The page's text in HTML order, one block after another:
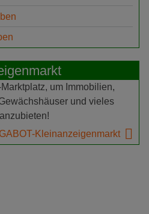
um Immobilien,
und vieles
Kleinanzeigenmarkt